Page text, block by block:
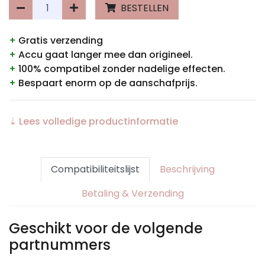
BESTELLEN
+ Gratis verzending
+ Accu gaat langer mee dan origineel.
+ 100% compatibel zonder nadelige effecten.
+ Bespaart enorm op de aanschafprijs.
⇣ Lees volledige productinformatie
Compatibiliteitslijst
Beschrijving
Betaling & Verzending
Geschikt voor de volgende
partnummers